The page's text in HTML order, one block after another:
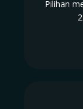
Pilihan